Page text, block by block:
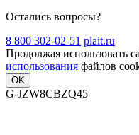
Остались вопросы?
8 800 302-02-51 plait.ru
Продолжая использовать
использования файлов
OK
G-JZW8CBZQ45